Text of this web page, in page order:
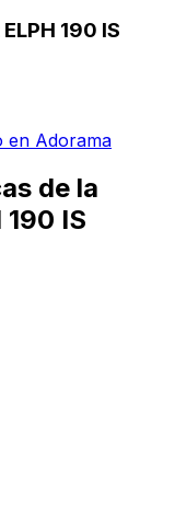
190 IS
en Adorama
de la
IS